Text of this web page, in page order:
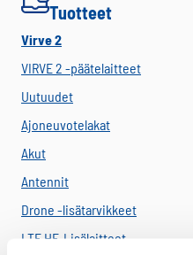
Tuotteet
Virve 2
VIRVE 2 -päätelaitteet
Uutuudet
Ajoneuvotelakat
Akut
Antennit
Drone -lisätarvikkeet
LTE HF-Lisälaitteet